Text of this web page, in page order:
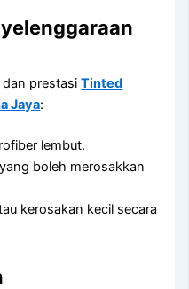
dan prestasiTinted
Jaya:
lembut.
boleh merosakkan
kerosakan kecil secara